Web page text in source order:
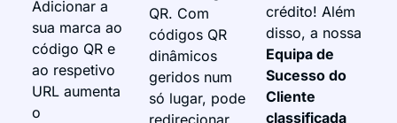
Adicionar a
sua marca ao
código QR e
ao respetivo
URL aumenta
o
QR. Com
códigos QR
dinâmicos
geridos num
só lugar, pode
crédito! Além
disso, a nossa
Equipa de
Sucesso do
Cliente
classificada